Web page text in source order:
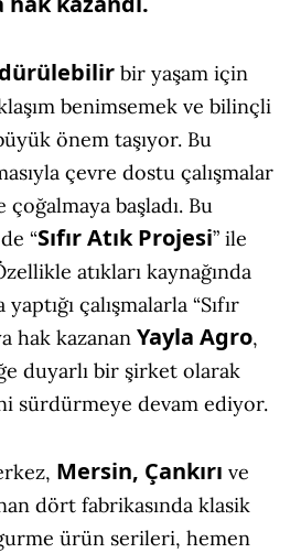
bir yaşam için
benimsemek ve bilinçli
önem taşıyor. Bu
çevre dostu çalışmalar
başladı. Bu
“Sıfır Atık Projesi” ile
atıkları kaynağında
çalışmalarla “Sıfır
hak kazanan Yayla Agro,
duyarlı bir şirket olarak
sürdürmeye devam ediyor.
Mersin, Çankırı ve
dört fabrikasında klasik
ürün serileri, hemen